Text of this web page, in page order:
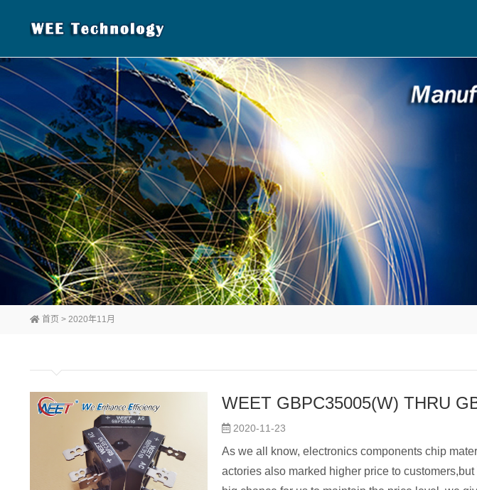
首页 > 2020年11月
2020-11-23
As we all know, electronics components chip
actories also marked higher price to